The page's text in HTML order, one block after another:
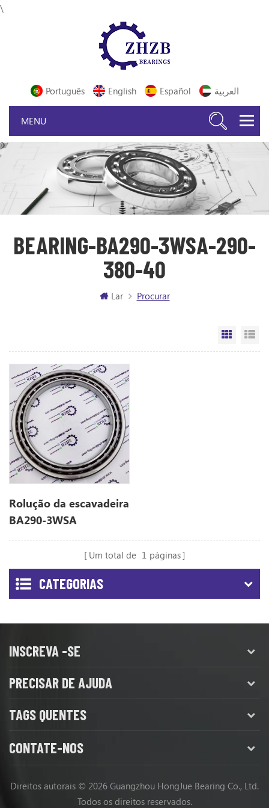
\
Português English Español العربية
BEARING-BA290-3WSA-290-
380-40
Lar Procurar
Vista
Rolução da escavadeira
BA290-3WSA
(290*380*40)
Um total de 1 páginas
CATEGORIAS
INSCREVA -SE
PRECISAR DE AJUDA
TAGS QUENTES
CONTATE-NOS
Direitos autorais © 2026 Guangzhou HongJue Bearing Co., Ltd.
Todos os direitos reservados.